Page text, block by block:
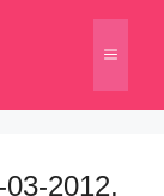
Menu
2012,